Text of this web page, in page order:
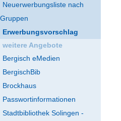
Neuerwerbungsliste nach
Gruppen
Erwerbungsvorschlag
weitere Angebote
Bergisch eMedien
BergischBib
Brockhaus
Passwortinformationen
Stadtbibliothek Solingen -